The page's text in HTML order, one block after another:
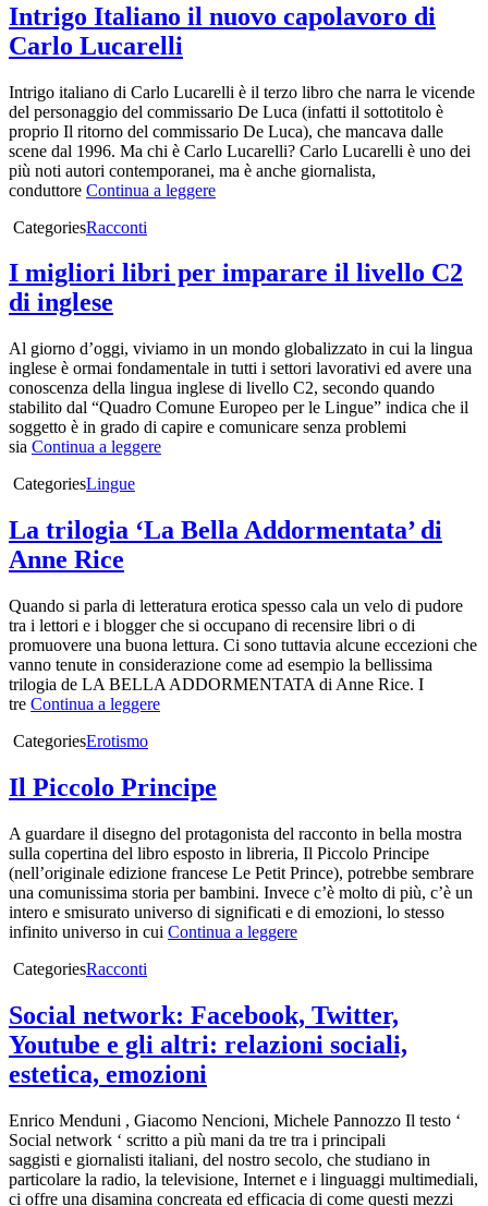
Intrigo Italiano il nuovo capolavoro di
Carlo Lucarelli
Intrigo italiano di Carlo Lucarelli è il terzo libro che narra le vicende
del personaggio del commissario De Luca (infatti il sottotitolo è
proprio Il ritorno del commissario De Luca), che mancava dalle
scene dal 1996. Ma chi è Carlo Lucarelli? Carlo Lucarelli è uno dei
più noti autori contemporanei, ma è anche giornalista,
conduttore Continua a leggere
CategoriesRacconti
I migliori libri per imparare il livello C2
di inglese
Al giorno d’oggi, viviamo in un mondo globalizzato in cui la lingua
inglese è ormai fondamentale in tutti i settori lavorativi ed avere una
conoscenza della lingua inglese di livello C2, secondo quando
stabilito dal “Quadro Comune Europeo per le Lingue” indica che il
soggetto è in grado di capire e comunicare senza problemi
sia Continua a leggere
CategoriesLingue
La trilogia ‘La Bella Addormentata’ di
Anne Rice
Quando si parla di letteratura erotica spesso cala un velo di pudore
tra i lettori e i blogger che si occupano di recensire libri o di
promuovere una buona lettura. Ci sono tuttavia alcune eccezioni che
vanno tenute in considerazione come ad esempio la bellissima
trilogia de LA BELLA ADDORMENTATA di Anne Rice. I
tre Continua a leggere
CategoriesErotismo
Il Piccolo Principe
A guardare il disegno del protagonista del racconto in bella mostra
sulla copertina del libro esposto in libreria, Il Piccolo Principe
(nell’originale edizione francese Le Petit Prince), potrebbe sembrare
una comunissima storia per bambini. Invece c’è molto di più, c’è un
intero e smisurato universo di significati e di emozioni, lo stesso
infinito universo in cui Continua a leggere
CategoriesRacconti
Social network: Facebook, Twitter,
Youtube e gli altri: relazioni sociali,
estetica, emozioni
Enrico Menduni , Giacomo Nencioni, Michele Pannozzo Il testo ‘
Social network ‘ scritto a più mani da tre tra i principali
saggisti e giornalisti italiani, del nostro secolo, che studiano in
particolare la radio, la televisione, Internet e i linguaggi multimediali,
ci offre una disamina concreata ed efficacia di come questi mezzi